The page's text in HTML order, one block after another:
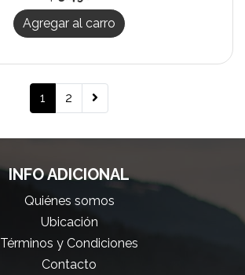
Agregar al carro
1 2
INFO ADICIONAL
Quiénes somos
Ubicación
Términos y Condiciones
Contacto